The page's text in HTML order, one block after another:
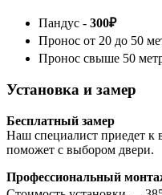
Пандус - 300₽
Пронос от 20 до 50
Пронос свыше 50
Установка и замер
Бесплатный замер
Наш специалист приедет к
поможет с выбором двери.
Профессиональный